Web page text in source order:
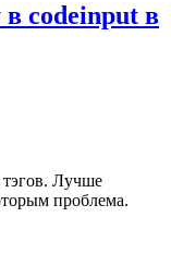
в codeinput в
Лучше
проблема.